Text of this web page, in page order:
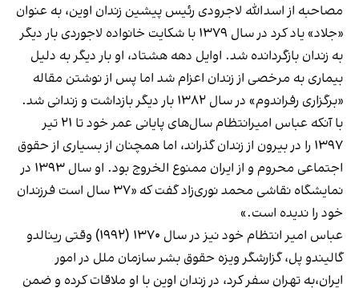
مصاحبه از اسدالله لاجرودی رئیس پیشین زندان اوین، به عنوان
«جلاد» یاد کرد در سال ۱۳۷۹ با شکایت خانواده لاجوردی بار دیگر
به زندان بازگردانده شد. اوایل دهه هشتاد، او بار دیگر به دلیل
بیماری به مرخصی از زندان اعزام شد اما پس از نوشتن مقاله
«برگزاری رفراندوم» در سال ۱۳۸۲ بار دیگر بازداشت و زندانی شد.
با آنکه عباس امیرانتظام سال‌های پایانی عمر خود تا ۲۱ تیر
۱۳۹۷ را در بیرون از زندان گذراند، اما همچنان از بسیاری از حقوق
اجتماعی محروم و از ایران ممنوع الخروج بود. او سال ۱۳۹۳ در
نمایشگاه نقاشی محمد نوری‌زاد گفت که «۳۷ سال است فرزندان
خود را ندیده است.»
عباس امیر انتظام خود نیز در سال ۱۳۷۰ (۱۹۹۲) وقتی رینالدو
گالیندو پل، گزارشگر ویزه حقوق بشر سازمان ملل در امور
ایران،به تهران سفر کرد، در زندان اوین با او ملاقات کرده و ضمن